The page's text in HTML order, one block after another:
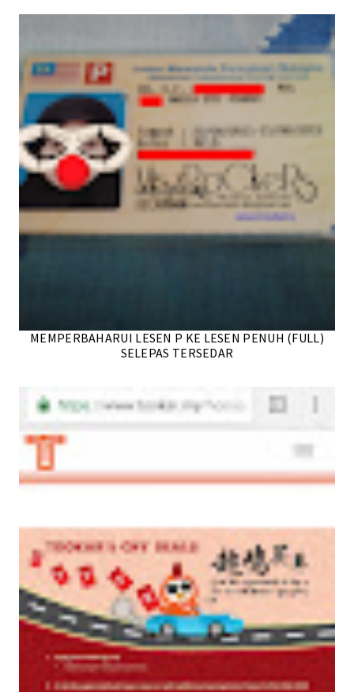
MEMPERBAHARUI LESEN P KE LESEN PENUH (FULL)
SELEPAS TERSEDAR